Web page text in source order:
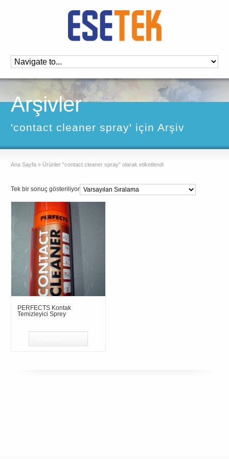
Arşivler
'contact cleaner spray' için Arşiv
Ana Sayfa » Ürünler “contact cleaner spray” olarak etiketlendi
Tek bir sonuç gösteriliyor
PERFECTS Kontak
Temizleyici Sprey